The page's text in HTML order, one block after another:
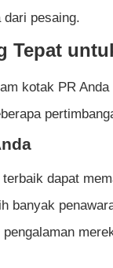
dari pesaing.
Tepat
kotak PR
dapat
banyak